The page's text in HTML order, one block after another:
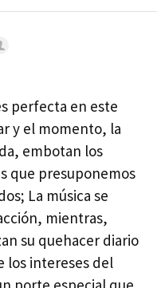
perfecta en este
y el momento, la
embotan los
que presuponemos
La música se
mientras,
su quehacer diario
los intereses del